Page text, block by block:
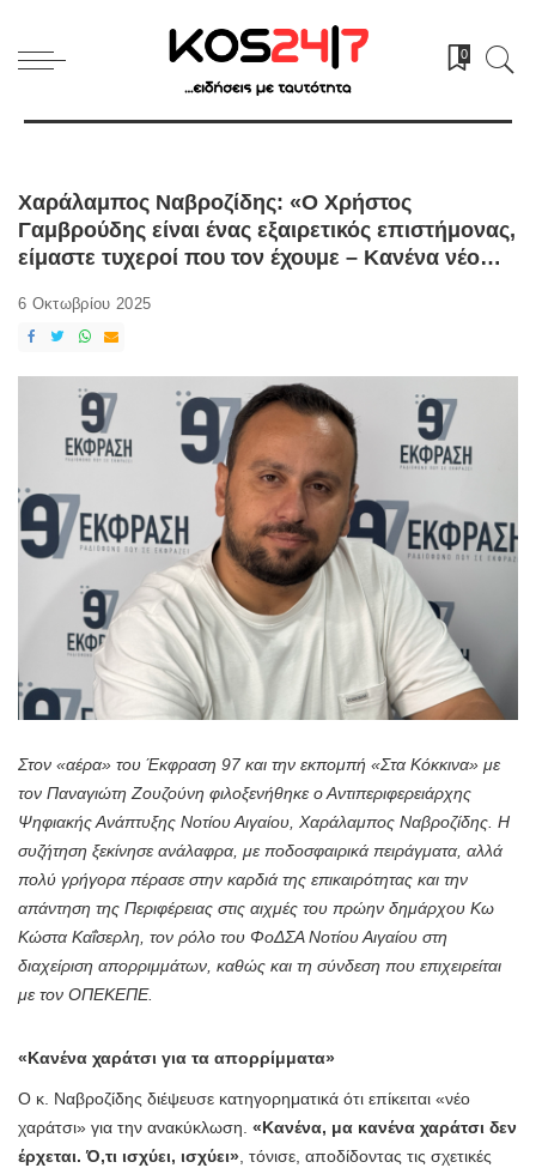
0
Χαράλαμπος Ναβροζίδης: «Ο Χρήστος
Γαμβρούδης είναι ένας εξαιρετικός επιστήμονας,
είμαστε τυχεροί που τον έχουμε – Κανένα νέο
video]
6 Οκτωβρίου 2025
Στον «αέρα» του Έκφραση 97 και την εκπομπή «Στα Κόκκινα» με
τον Παναγιώτη Ζουζούνη φιλοξενήθηκε ο Αντιπεριφερειάρχης
Ψηφιακής Ανάπτυξης Νοτίου Αιγαίου, Χαράλαμπος Ναβροζίδης. Η
συζήτηση ξεκίνησε ανάλαφρα, με ποδοσφαιρικά πειράγματα, αλλά
πολύ γρήγορα πέρασε στην καρδιά της επικαιρότητας και την
απάντηση της Περιφέρειας στις αιχμές του πρώην δημάρχου Κω
Κώστα Καΐσερλη, τον ρόλο του ΦοΔΣΑ Νοτίου Αιγαίου στη
διαχείριση απορριμμάτων, καθώς και τη σύνδεση που επιχειρείται
με τον ΟΠΕΚΕΠΕ.
«Κανένα χαράτσι για τα απορρίμματα»
Ο κ. Ναβροζίδης διέψευσε κατηγορηματικά ότι επίκειται «νέο
χαράτσι» για την ανακύκλωση. «Κανένα, μα κανένα χαράτσι δεν
έρχεται. Ό,τι ισχύει, ισχύει» , τόνισε, αποδίδοντας τις σχετικές